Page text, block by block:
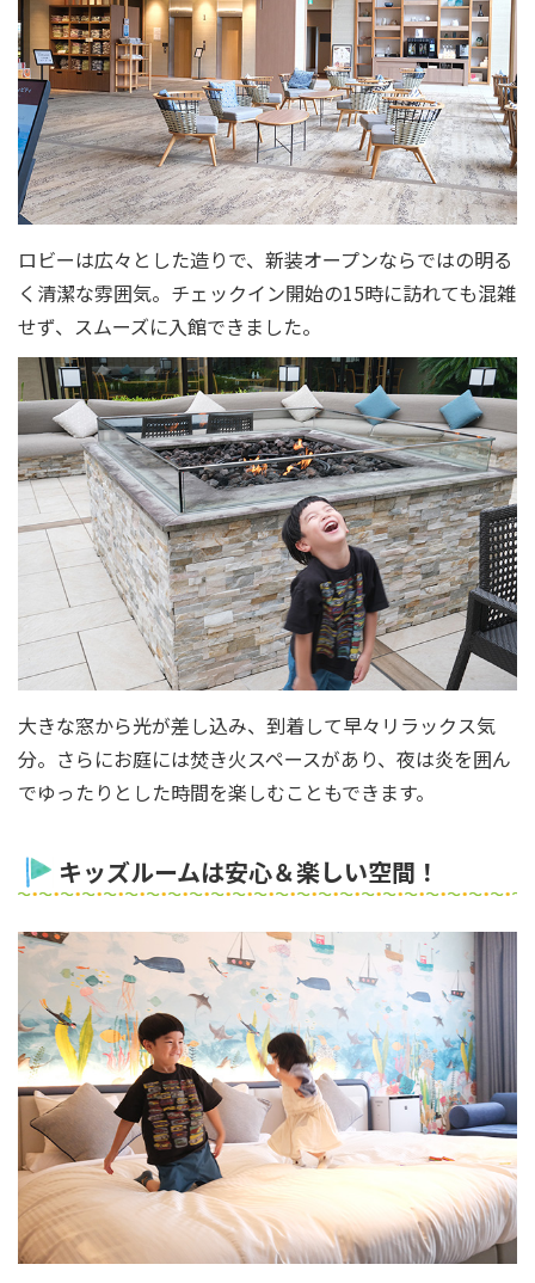
ロビーは広々とした造りで、新装オープンならではの明る
く清潔な雰囲気。チェックイン開始の15時に訪れても混雑
せず、スムーズに入館できました。
大きな窓から光が差し込み、到着して早々リラックス気
分。さらにお庭には焚き火スペースがあり、夜は炎を囲ん
でゆったりとした時間を楽しむこともできます。
キッズルームは安心＆楽しい空間！